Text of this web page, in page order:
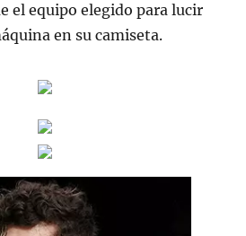
el equipo elegido para lucir
en su camiseta.